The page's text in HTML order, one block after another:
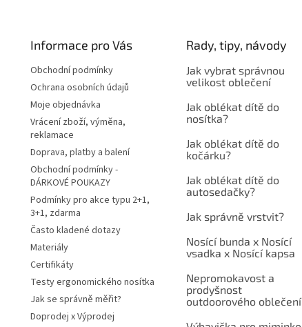
Informace pro Vás
Obchodní podmínky
Ochrana osobních údajů
Moje objednávka
Vrácení zboží, výměna,
reklamace
Doprava, platby a balení
Obchodní podmínky -
DÁRKOVÉ POUKAZY
Podmínky pro akce typu 2+1,
3+1, zdarma
Často kladené dotazy
Materiály
Certifikáty
Testy ergonomického nosítka
Jak se správně měřit?
Doprodej x Výprodej
Rady, tipy, návody
Jak vybrat správnou
velikost oblečení
Jak oblékat dítě do
nosítka?
Jak oblékat dítě do
kočárku?
Jak oblékat dítě do
autosedačky?
Jak správně vrstvit?
Nosící bunda x Nosící
vsadka x Nosící kapsa
Nepromokavost a
prodyšnost
outdoorového oblečení